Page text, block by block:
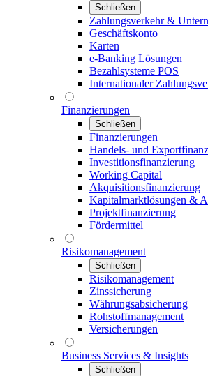
Schließen
Zahlungsverkehr &
Geschäftskonto
Karten
e-Banking Lösungen
Bezahlsysteme POS
Internationaler
Finanzierungen
Schließen
Finanzierungen
Handels- und
Investitionsfinanzierung
Working Capital
Akquisitionsfinanzierung
Kapitalmarktlösungen &
Projektfinanzierung
Fördermittel
Risikomanagement
Schließen
Risikomanagement
Zinssicherung
Währungsabsicherung
Rohstoffmanagement
Versicherungen
Business Services & Insights
Schließen